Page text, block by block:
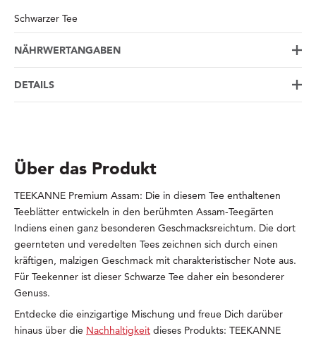
Schwarzer Tee
NÄHRWERTANGABEN
DETAILS
Über das Produkt
TEEKANNE Premium Assam: Die in diesem Tee enthaltenen
Teeblätter entwickeln in den berühmten Assam-Teegärten
Indiens einen ganz besonderen Geschmacksreichtum. Die dort
geernteten und veredelten Tees zeichnen sich durch einen
kräftigen, malzigen Geschmack mit charakteristischer Note aus.
Für Teekenner ist dieser Schwarze Tee daher ein besonderer
Genuss.
Entdecke die einzigartige Mischung und freue Dich darüber
hinaus über die Nachhaltigkeit dieses Produkts: TEEKANNE